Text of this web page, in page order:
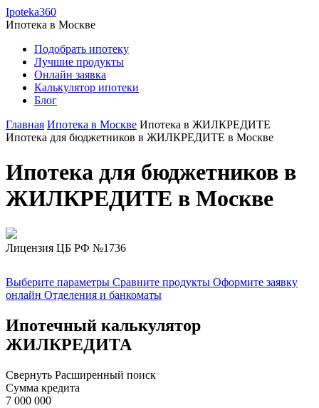
Ipoteka360
Ипотека в Москве
Подобрать ипотеку
Лучшие продукты
Онлайн заявка
Калькулятор ипотеки
Блог
Главная Ипотека в Москве Ипотека в ЖИЛКРЕДИТЕ
Ипотека для бюджетников в ЖИЛКРЕДИТЕ в Москве
Ипотека для бюджетников в
ЖИЛКРЕДИТЕ в Москве
Лицензия ЦБ РФ №1736
Выберите параметры Сравните продукты Оформите заявку
онлайн Отделения и банкоматы
Ипотечный калькулятор
ЖИЛКРЕДИТА
Свернуть Расширенный поиск
Сумма кредита
7 000 000